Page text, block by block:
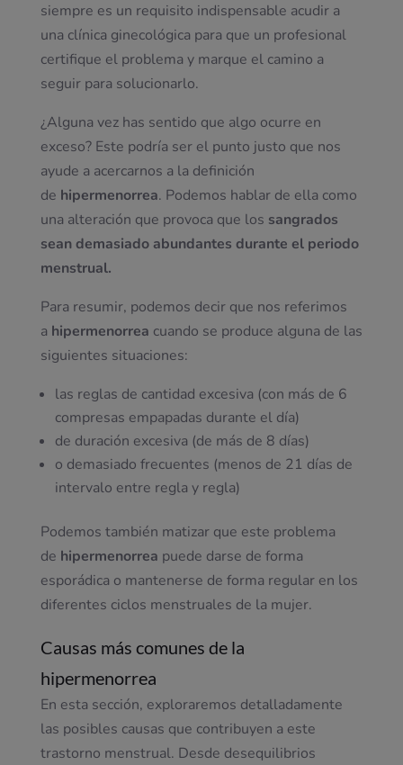
siempre es un requisito indispensable acudir a
una clínica ginecológica para que un profesional
certifique el problema y marque el camino a
seguir para solucionarlo.
¿Alguna vez has sentido que algo ocurre en
exceso? Este podría ser el punto justo que nos
ayude a acercarnos a la definición
de hipermenorrea. Podemos hablar de ella como
una alteración que provoca que los sangrados
sean demasiado abundantes durante el periodo
menstrual.
Para resumir, podemos decir que nos referimos
a hipermenorrea cuando se produce alguna de las
siguientes situaciones:
las reglas de cantidad excesiva (con más de 6
compresas empapadas durante el día)
de duración excesiva (de más de 8 días)
o demasiado frecuentes (menos de 21 días de
intervalo entre regla y regla)
Podemos también matizar que este problema
de hipermenorrea puede darse de forma
esporádica o mantenerse de forma regular en los
diferentes ciclos menstruales de la mujer.
Causas más comunes de la
hipermenorrea
En esta sección, exploraremos detalladamente
las posibles causas que contribuyen a este
trastorno menstrual. Desde desequilibrios